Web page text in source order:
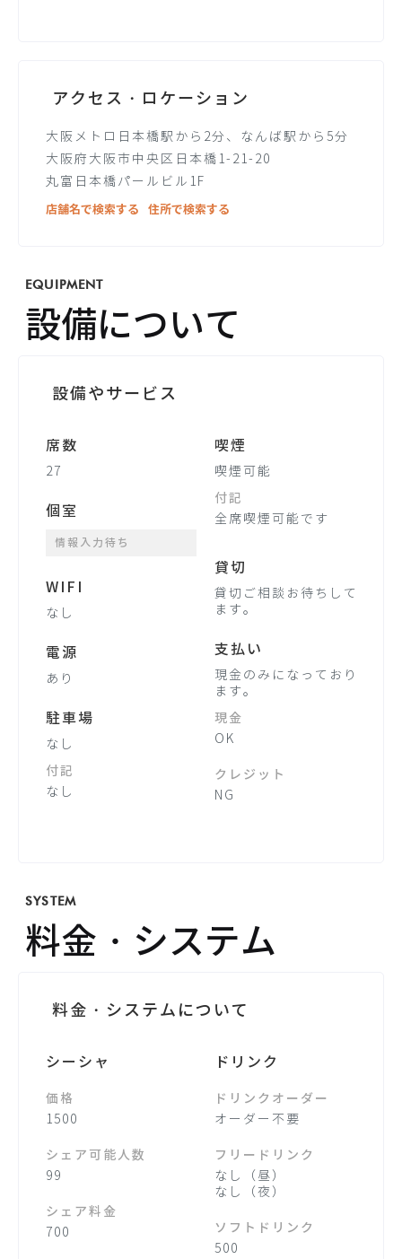
アクセス・ロケーション
大阪メトロ日本橋駅から2分、なんば駅から5分
大阪府大阪市中央区日本橋1-21-20
丸富日本橋パールビル1F
店舗名で検索する
住所で検索する
EQUIPMENT
設備について
設備やサービス
席数
27
個室
情報入力待ち
WIFI
なし
電源
あり
駐車場
なし
付記
なし
喫煙
喫煙可能
付記
全席喫煙可能です
貸切
貸切ご相談お待ちして
ます。
支払い
現金のみになっており
ます。
現金
OK
クレジット
NG
SYSTEM
料金・システム
料金・システムについて
シーシャ
価格
1500
シェア可能人数
99
シェア料金
700
ドリンク
ドリンクオーダー
オーダー不要
フリードリンク
なし（昼）
なし（夜）
ソフトドリンク
500